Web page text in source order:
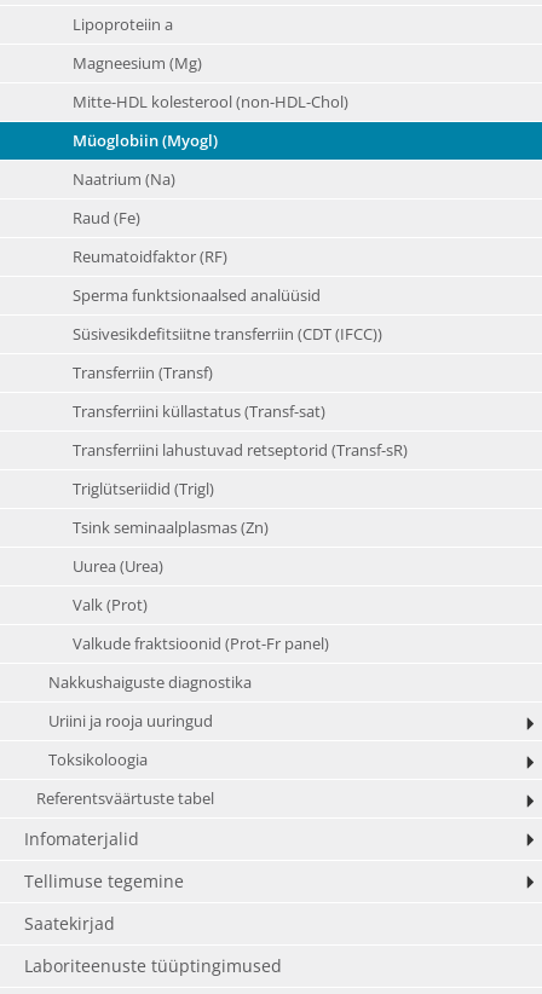
Lipoproteiin a
Magneesium (Mg)
Mitte-HDL kolesterool (non-HDL-Chol)
Müoglobiin (Myogl)
Naatrium (Na)
Raud (Fe)
Reumatoidfaktor (RF)
Sperma funktsionaalsed analüüsid
Süsivesikdefitsiitne transferriin (CDT (IFCC))
Transferriin (Transf)
Transferriini küllastatus (Transf-sat)
Transferriini lahustuvad retseptorid (Transf-sR)
Triglütseriidid (Trigl)
Tsink seminaalplasmas (Zn)
Uurea (Urea)
Valk (Prot)
Valkude fraktsioonid (Prot-Fr panel)
Nakkushaiguste diagnostika
Uriini ja rooja uuringud
Toksikoloogia
Referentsväärtuste tabel
Infomaterjalid
Tellimuse tegemine
Saatekirjad
Laboriteenuste tüüptingimused